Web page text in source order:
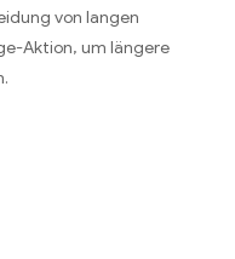
von langen
Aktion, um längere